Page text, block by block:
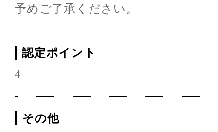
予めご了承ください。
認定ポイント
4
その他